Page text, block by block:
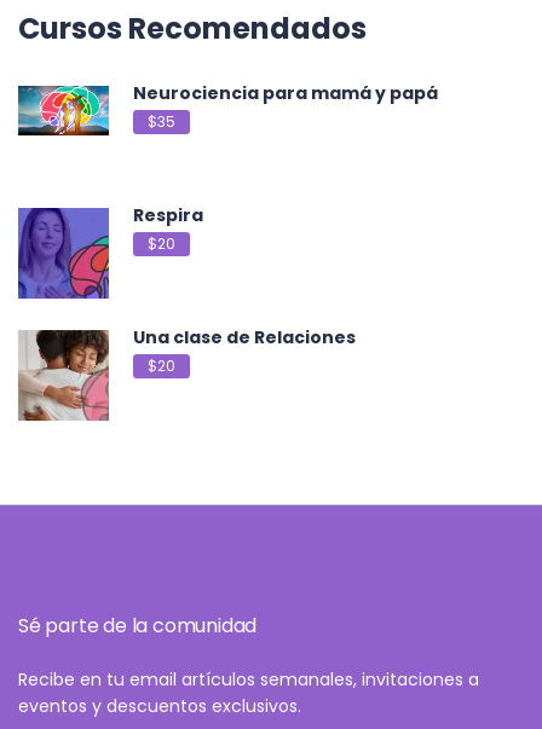
Cursos Recomendados
Neurociencia para mamá y papá
$35
Respira
$20
Una clase de Relaciones
$20
Sé parte de la comunidad
Recibe en tu email artículos semanales, invitaciones a
eventos y descuentos exclusivos.